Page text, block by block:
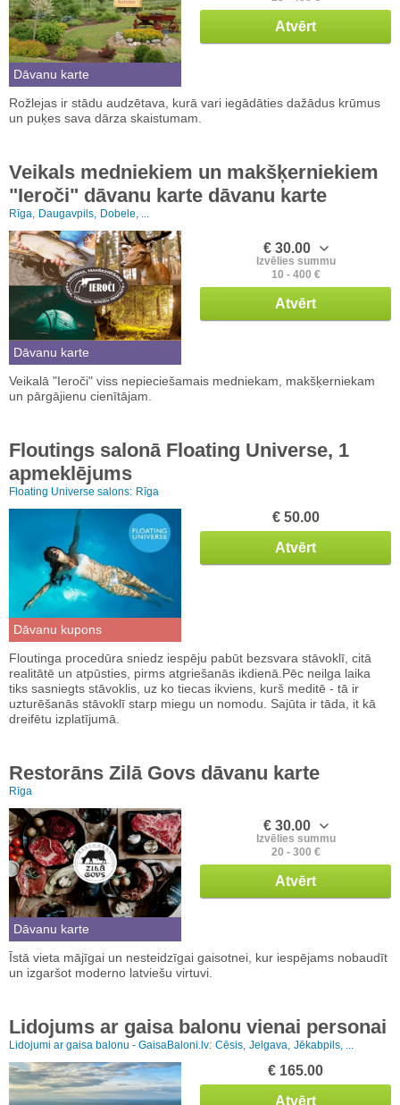
Dāvanu karte
Atvērt
Rožlejas ir stādu audzētava, kurā vari iegādāties dažādus krūmus
un puķes sava dārza skaistumam.
Veikals medniekiem un makšķerniekiem
"Ieroči" dāvanu karte dāvanu karte
Rīga, Daugavpils, Dobele, ...
Dāvanu karte
€ 30.00
Izvēlies summu
10 - 400 €
Atvērt
Veikalā "Ieroči" viss nepieciešamais medniekam, makšķerniekam
un pārgājienu cienītājam.
Floutings salonā Floating Universe, 1
apmeklējums
Floating Universe salons: Rīga
Dāvanu kupons
€ 50.00
Atvērt
Floutinga procedūra sniedz iespēju pabūt bezsvara stāvoklī, citā
realitātē un atpūsties, pirms atgriešanās ikdienā.Pēc neilga laika
tiks sasniegts stāvoklis, uz ko tiecas ikviens, kurš meditē - tā ir
uzturēšanās stāvoklī starp miegu un nomodu. Sajūta ir tāda, it kā
dreifētu izplatījumā.
Restorāns Zilā Govs dāvanu karte
Rīga
Dāvanu karte
€ 30.00
Izvēlies summu
20 - 300 €
Atvērt
Īstā vieta mājīgai un nesteidzīgai gaisotnei, kur iespējams nobaudīt
un izgaršot moderno latviešu virtuvi.
Lidojums ar gaisa balonu vienai personai
Lidojumi ar gaisa balonu - GaisaBaloni.lv: Cēsis, Jelgava, Jēkabpils, ...
€ 165.00
Atvērt